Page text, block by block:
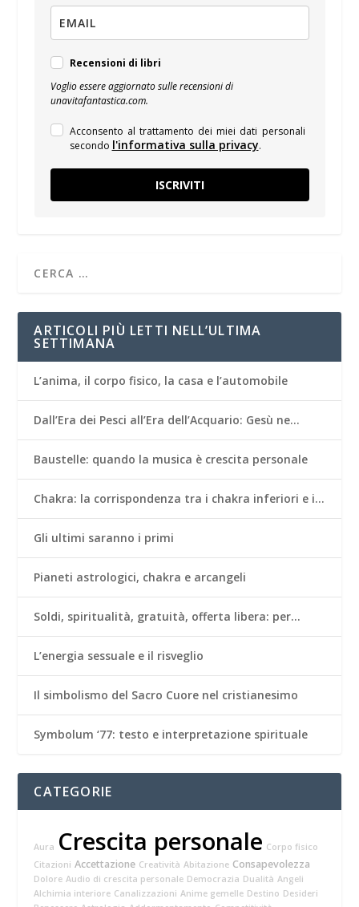
Recensioni di libri
Voglio essere aggiornato sulle recensioni di
unavitafantastica.com.
Acconsento al trattamento dei miei dati personali
secondo l'informativa sulla privacy.
ISCRIVITI
ARTICOLI PIÙ LETTI NELL’ULTIMA
SETTIMANA
L’anima, il corpo fisico, la casa e l’automobile
Dall’Era dei Pesci all’Era dell’Acquario: Gesù ne…
Baustelle: quando la musica è crescita personale
Chakra: la corrispondenza tra i chakra inferiori e i…
Gli ultimi saranno i primi
Pianeti astrologici, chakra e arcangeli
Soldi, spiritualità, gratuità, offerta libera: per…
L’energia sessuale e il risveglio
Il simbolismo del Sacro Cuore nel cristianesimo
Symbolum ‘77: testo e interpretazione spirituale
CATEGORIE
Aura Crescita personale Corpo fisico
Citazioni Accettazione Creatività Abitazione Consapevolezza
Dolore Audio di crescita personale Democrazia Dualità Angeli
Alchimia interiore Canalizzazioni Anime gemelle Destino Desideri